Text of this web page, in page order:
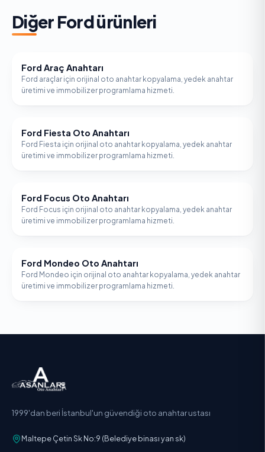
Diğer Fordürünleri
FORD
Ford Araç Anahtarı
Ford araçlar için orijinal oto anahtar kopyalama, yedek anahtar
üretimi ve immobilizer programlama hizmeti.
FORD
Ford Fiesta Oto Anahtarı
Ford Fiesta için orijinal oto anahtar kopyalama, yedek anahtar
üretimi ve immobilizer programlama hizmeti.
FORD
Ford Focus Oto Anahtarı
Ford Focus için orijinal oto anahtar kopyalama, yedek anahtar
üretimi ve immobilizer programlama hizmeti.
FORD
Ford Mondeo Oto Anahtarı
Ford Mondeo için orijinal oto anahtar kopyalama, yedek anahtar
üretimi ve immobilizer programlama hizmeti.
1999'dan beri İstanbul'un güvendiği oto anahtar ustası
Maltepe Çetin Sk No:9 (Belediye binası yan sk)